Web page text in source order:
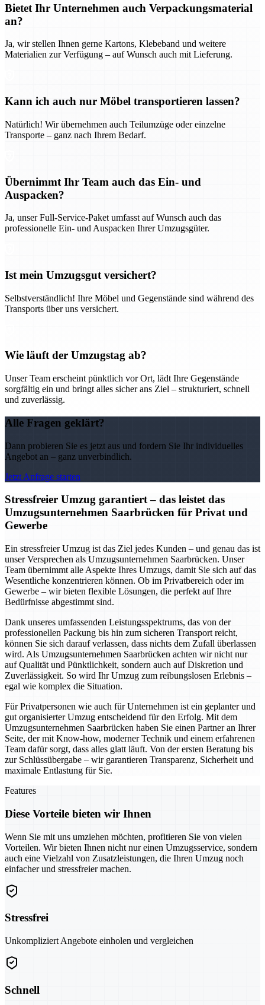
Bietet Ihr Unternehmen auch Verpackungsmaterial
an?
Ja, wir stellen Ihnen gerne Kartons, Klebeband und weitere
Materialien zur Verfügung – auf Wunsch auch mit Lieferung.
Kann ich auch nur Möbel transportieren lassen?
Natürlich! Wir übernehmen auch Teilumzüge oder einzelne
Transporte – ganz nach Ihrem Bedarf.
Übernimmt Ihr Team auch das Ein- und
Auspacken?
Ja, unser Full-Service-Paket umfasst auf Wunsch auch das
professionelle Ein- und Auspacken Ihrer Umzugsgüter.
Ist mein Umzugsgut versichert?
Selbstverständlich! Ihre Möbel und Gegenstände sind während des
Transports über uns versichert.
Wie läuft der Umzugstag ab?
Unser Team erscheint pünktlich vor Ort, lädt Ihre Gegenstände
sorgfältig ein und bringt alles sicher ans Ziel – strukturiert, schnell
und zuverlässig.
Alle Fragen geklärt?
Dann probieren Sie es jetzt aus und fordern Sie Ihr individuelles
Angebot an – ganz unverbindlich.
Jetzt Anfrage starten
Stressfreier Umzug garantiert – das leistet das
Umzugsunternehmen Saarbrücken für Privat und
Gewerbe
Ein stressfreier Umzug ist das Ziel jedes Kunden – und genau das ist
unser Versprechen als Umzugsunternehmen Saarbrücken. Unser
Team übernimmt alle Aspekte Ihres Umzugs, damit Sie sich auf das
Wesentliche konzentrieren können. Ob im Privatbereich oder im
Gewerbe – wir bieten flexible Lösungen, die perfekt auf Ihre
Bedürfnisse abgestimmt sind.
Dank unseres umfassenden Leistungsspektrums, das von der
professionellen Packung bis hin zum sicheren Transport reicht,
können Sie sich darauf verlassen, dass nichts dem Zufall überlassen
wird. Als Umzugsunternehmen Saarbrücken achten wir nicht nur
auf Qualität und Pünktlichkeit, sondern auch auf Diskretion und
Zuverlässigkeit. So wird Ihr Umzug zum reibungslosen Erlebnis –
egal wie komplex die Situation.
Für Privatpersonen wie auch für Unternehmen ist ein geplanter und
gut organisierter Umzug entscheidend für den Erfolg. Mit dem
Umzugsunternehmen Saarbrücken haben Sie einen Partner an Ihrer
Seite, der mit Know-how, moderner Technik und einem erfahrenen
Team dafür sorgt, dass alles glatt läuft. Von der ersten Beratung bis
zur Schlüssübergabe – wir garantieren Transparenz, Sicherheit und
maximale Entlastung für Sie.
Features
Diese Vorteile bieten wir Ihnen
Wenn Sie mit uns umziehen möchten, profitieren Sie von vielen
Vorteilen. Wir bieten Ihnen nicht nur einen Umzugsservice, sondern
auch eine Vielzahl von Zusatzleistungen, die Ihren Umzug noch
einfacher und stressfreier machen.
Stressfrei
Unkompliziert Angebote einholen und vergleichen
Schnell